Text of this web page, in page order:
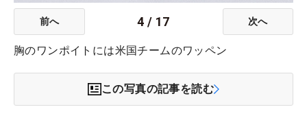
前へ 4 / 17 次へ
胸のワンポイトには米国チームのワッペン
この写真の記事を読む